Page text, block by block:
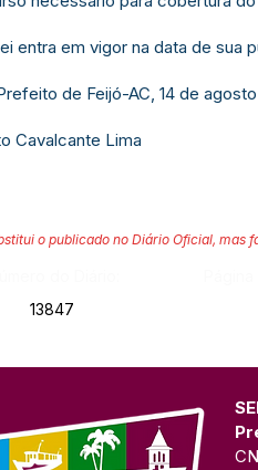
entra em vigor na data de
de Feijó-AC, 14 de
Cavalcante Lima
o publicado no Diário Oficial,
13847